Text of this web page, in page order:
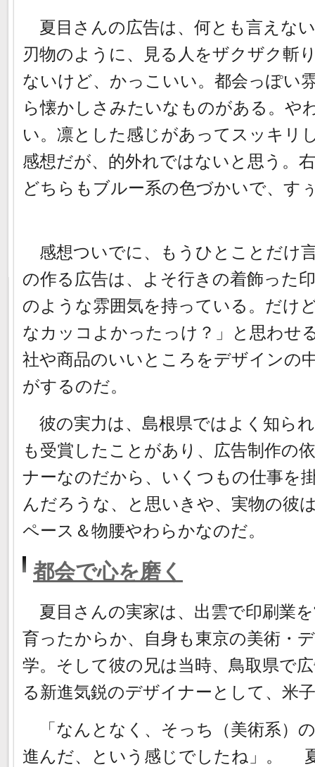
夏目さんの広告は、何とも言えな
刃物のように、見る人をザクザク斬
ないけど、かっこいい。都会っぽい
ら懐かしさみたいなものがある。や
い。凛とした感じがあってスッキリ
感想だが、的外れではないと思う。
どちらもブルー系の色づかいで、
感想ついでに、もうひとことだけ
の作る広告は、よそ行きの着飾った
のような雰囲気を持っている。だけ
なカッコよかったっけ？」と思わせ
社や商品のいいところをデザインの
がするのだ。
彼の実力は、島根県ではよく知ら
も受賞したことがあり、広告制作の
ナーなのだから、いくつもの仕事を
んだろうな、と思いきや、実物の彼
ペース＆物腰やわらかなのだ。
都会で心を磨く
夏目さんの実家は、出雲で印刷業
育ったからか、自身も東京の美術・
学。そして彼の兄は当時、鳥取県で
る新進気鋭のデザイナーとして、米
「なんとなく、そっち（美術系）
進んだ、という感じでしたね」。